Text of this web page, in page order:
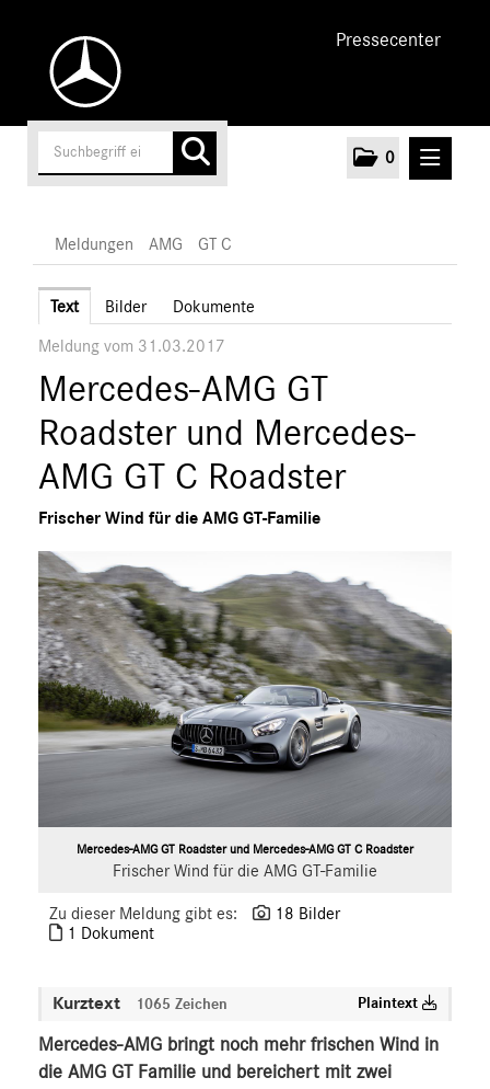
Pressecenter
0
Unternehmen
Cars
AMG
C-Klasse
E-Klasse
SLC
GLC
GLE
GT R
GT C
GT 4-Türer Coupé
CLA
Mercedes-Benz
G-Klasse
Vans
ÜBER UNS
Meldungen AMG GT C
Text Bilder Dokumente
Meldung vom 31.03.2017
Mercedes-AMG GT
Roadster und Mercedes-
AMG GT C Roadster
Frischer Wind für die AMG GT-Familie
Mercedes-AMG GT Roadster und Mercedes-AMG GT C Roadster
Frischer Wind für die AMG GT-Familie
Zu dieser Meldung gibt es:
18 Bilder
1 Dokument
Kurztext 1065 Zeichen Plaintext
Mercedes-AMG bringt noch mehr frischen Wind in
die AMG GT Familie und bereichert mit zwei